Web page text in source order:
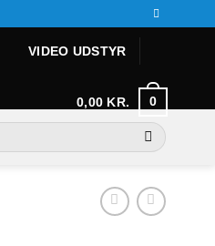
VIDEO UDSTYR
0,00 KR. 0